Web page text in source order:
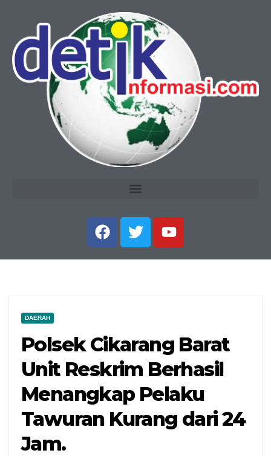
DAERAH
Polsek Cikarang Barat
Unit Reskrim Berhasil
Menangkap Pelaku
Tawuran Kurang dari 24
Jam.